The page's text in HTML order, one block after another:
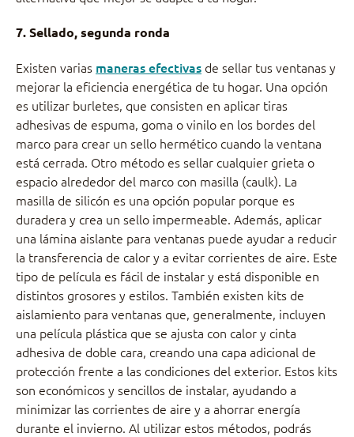
7. Sellado, segunda ronda
Existen varias maneras efectivas de sellar tus ventanas y
mejorar la eficiencia energética de tu hogar. Una opción
es utilizar burletes, que consisten en aplicar tiras
adhesivas de espuma, goma o vinilo en los bordes del
marco para crear un sello hermético cuando la ventana
está cerrada. Otro método es sellar cualquier grieta o
espacio alrededor del marco con masilla (caulk). La
masilla de silicón es una opción popular porque es
duradera y crea un sello impermeable. Además, aplicar
una lámina aislante para ventanas puede ayudar a reducir
la transferencia de calor y a evitar corrientes de aire. Este
tipo de película es fácil de instalar y está disponible en
distintos grosores y estilos. También existen kits de
aislamiento para ventanas que, generalmente, incluyen
una película plástica que se ajusta con calor y cinta
adhesiva de doble cara, creando una capa adicional de
protección frente a las condiciones del exterior. Estos kits
son económicos y sencillos de instalar, ayudando a
minimizar las corrientes de aire y a ahorrar energía
durante el invierno. Al utilizar estos métodos, podrás